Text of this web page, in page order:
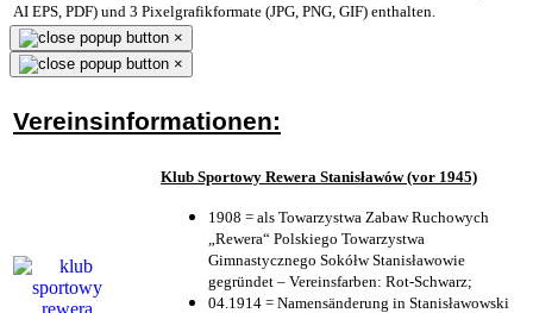
AI EPS, PDF) und 3 Pixelgrafikformate (JPG, PNG, GIF) enthalten.
×
×
Vereinsinformationen:
Klub Sportowy Rewera Stanisławów (vor 1945)
1908 = als Towarzystwa Zabaw Ruchowych
„Rewera“ Polskiego Towarzystwa
Gimnastycznego Sokółw Stanisławowie
gegründet – Vereinsfarben: Rot-Schwarz;
04.1914 = Namensänderung in Stanisławowski